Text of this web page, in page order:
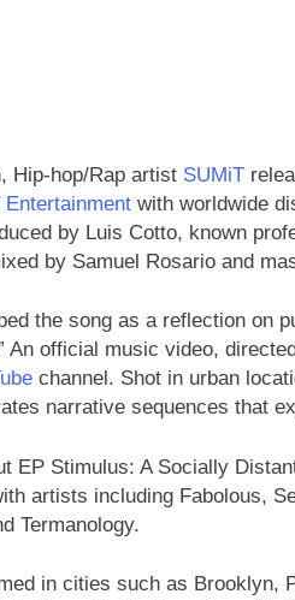
Hip-hop/Rap artist SUMiT
Entertainment with worldwide
by Luis Cotto, known
by Samuel Rosario and
the song as a reflection on
An official music video,
channel. Shot in urban
narrative sequences that
EP Stimulus: A Socially
artists including Fabolous,
Termanology.
in cities such as Brooklyn,